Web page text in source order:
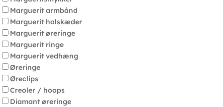
Marguerit armbånd
Marguerit halskæder
Marguerit øreringe
Marguerit ringe
Marguerit vedhæng
Øreringe
Øreclips
Creoler / hoops
Diamant øreringe